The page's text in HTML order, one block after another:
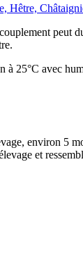
Hêtre,
peut
à 25°C avec
environ 5
et